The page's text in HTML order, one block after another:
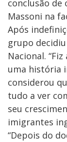
conclusão de
Massoni na
Após
grupo
Nacional.
uma história
considerou
tudo a ver
seu
imigrantes
“Depois do